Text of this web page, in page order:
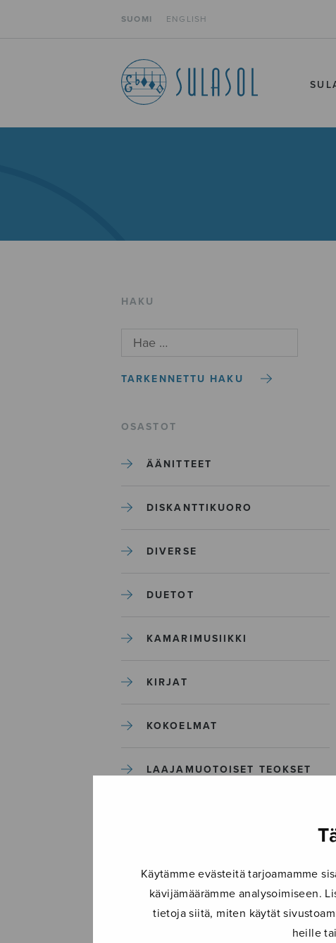
Käytämme evästeitä tarjoamamme
kävijämäärämme analysoimiseen.
tietoja siitä, miten käytät
heille
SUOMI ENGLISH
HAKU
TARKENNETTU HAKU
OSASTOT
ÄÄNITTEET
DISKANTTIKUORO
DIVERSE
DUETOT
KAMARIMUSIIKKI
KIRJAT
KOKOELMAT
LAAJAMUOTOISET TEOKSET
MUUT